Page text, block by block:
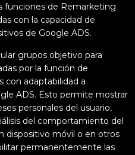
funciones de Remarketing
con la capacidad de
de Google ADS.
grupos objetivo para
por la función de
con adaptabilidad a
ADS. Esto permite mostrar
personales del usuario,
del comportamiento del
dispositivo móvil o en otros
permanentemente las